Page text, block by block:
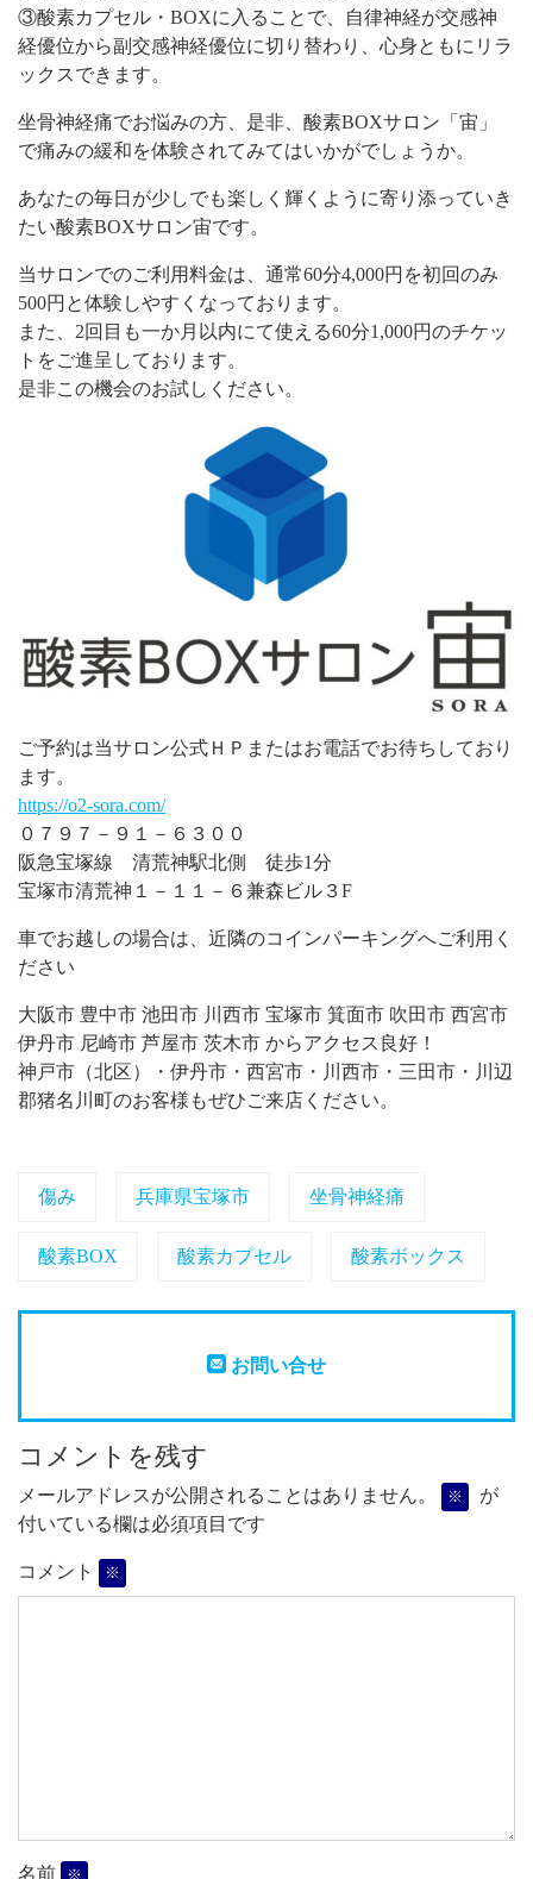
③酸素カプセル・BOXに入ることで、自律神経が交感神
経優位から副交感神経優位に切り替わり、心身ともにリラ
ックスできます。
坐骨神経痛でお悩みの方、是非、酸素BOXサロン「宙」
で痛みの緩和を体験されてみてはいかがでしょうか。
あなたの毎日が少しでも楽しく輝くように寄り添っていき
たい酸素BOXサロン宙です。
当サロンでのご利用料金は、通常60分4,000円を初回のみ
500円と体験しやすくなっております。
また、2回目も一か月以内にて使える60分1,000円のチケッ
トをご進呈しております。
是非この機会のお試しください。
ご予約は当サロン公式ＨＰまたはお電話でお待ちしており
ます。
https://o2-sora.com/
０７９７－９１－６３００
阪急宝塚線 清荒神駅北側 徒歩1分
宝塚市清荒神１－１１－６兼森ビル３F
車でお越しの場合は、近隣のコインパーキングへご利用く
ださい
大阪市 豊中市 池田市 川西市 宝塚市 箕面市 吹田市 西宮市
伊丹市 尼崎市 芦屋市 茨木市 からアクセス良好！
神戸市（北区）・伊丹市・西宮市・川西市・三田市・川辺
郡猪名川町のお客様もぜひご来店ください。
傷み 兵庫県宝塚市 坐骨神経痛
酸素BOX 酸素カプセル 酸素ボックス
お問い合せ
コメントを残す
メールアドレスが公開されることはありません。 ※
が
付いている欄は必須項目です
コメント ※
名前 ※